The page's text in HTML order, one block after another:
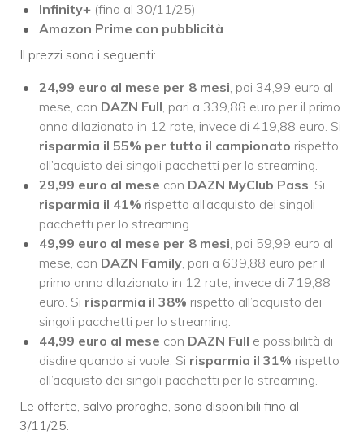
Infinity+ (fino al 30/11/25)
Amazon Prime con pubblicità
Il prezzi sono i seguenti:
24,99 euro al mese per 8 mesi, poi 34,99 euro al
mese, con DAZN Full, pari a 339,88 euro per il primo
anno dilazionato in 12 rate, invece di 419,88 euro. Si
risparmia il 55% per tutto il campionato rispetto
all’acquisto dei singoli pacchetti per lo streaming.
29,99 euro al mese con DAZN MyClub Pass. Si
risparmia il 41% rispetto all’acquisto dei singoli
pacchetti per lo streaming.
49,99 euro al mese per 8 mesi, poi 59,99 euro al
mese, con DAZN Family, pari a 639,88 euro per il
primo anno dilazionato in 12 rate, invece di 719,88
euro. Si risparmia il 38% rispetto all’acquisto dei
singoli pacchetti per lo streaming.
44,99 euro al mese con DAZN Full e possibilità di
disdire quando si vuole. Si risparmia il 31% rispetto
all’acquisto dei singoli pacchetti per lo streaming.
Le offerte, salvo proroghe, sono disponibili fino al
3/11/25.